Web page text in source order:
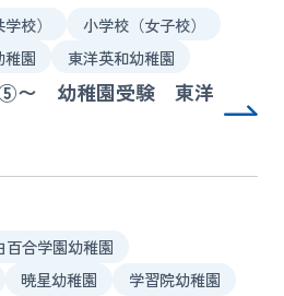
校）
小学校（女子校）
稚園 東洋英和幼稚園
⑤〜 幼稚園受験 東洋
百合学園幼稚園
暁星幼稚園
学習院幼稚園